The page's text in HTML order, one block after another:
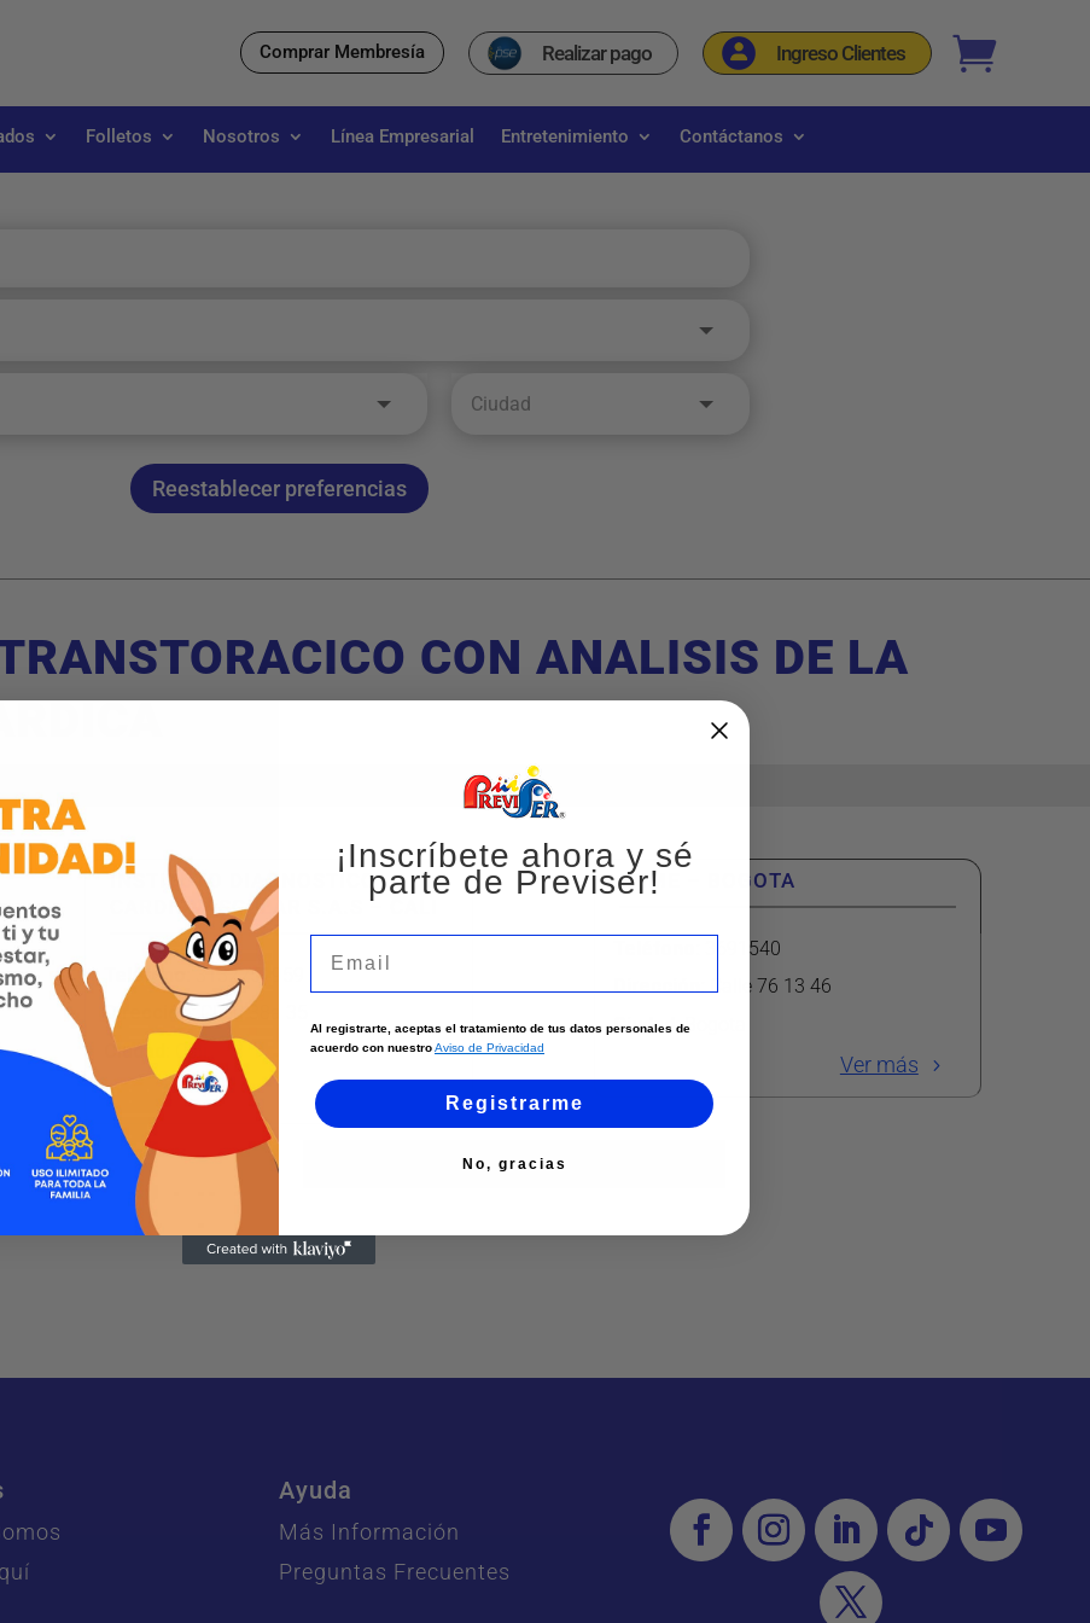
Comprar Membresía Realizar pago Ingreso Clientes _
Folletos Nosotros Línea Empresarial Entretenimiento Contáctanos
Reestablecer preferencias
CON ANALISIS DE LA
ANALISIS DE LA DEFORMIDAD MIOCARDICA
INSTITUTO DIAGNOSTICO
CARDIOVASCULAR S.A.S – CALI
Teléfono
3132251959
Dirección: Cl 5d 38a 35
Ciudad:
Cali
IDIME – BOGOTA
3691540
Dirección:Calle 76 13 46
Ciudad:Bogota
Ver más
Ayuda
Más Información
Preguntas Frecuentes
¡Inscríbete ahora y sé
parte de Previser!
Al registrarte, aceptas el tratamiento de tus datos personales de
acuerdo con nuestroAviso de Privacidad
Registrarme
No, gracias